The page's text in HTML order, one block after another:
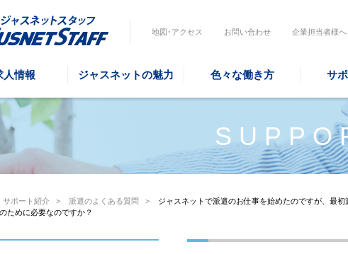
地図･アクセス お問い合わせ 企業担当者様へ
人情報 ジャスネットの魅力 色々な働き方 サ
サポート紹介 > 派遣のよくある質問 >
ジャスネットで派遣のお仕事を始めたのですが、最
ために必要なのですか？